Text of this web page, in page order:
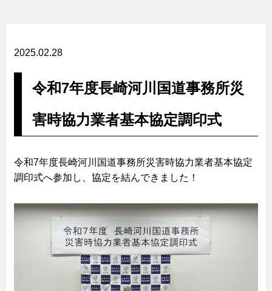
2025.02.28
令和7年度長崎河川国道事務所災
害時協力業者基本協定調印式
令和7年度長崎河川国道事務所災害時協力業者基本協定
調印式へ参加し、協定を結んできました！